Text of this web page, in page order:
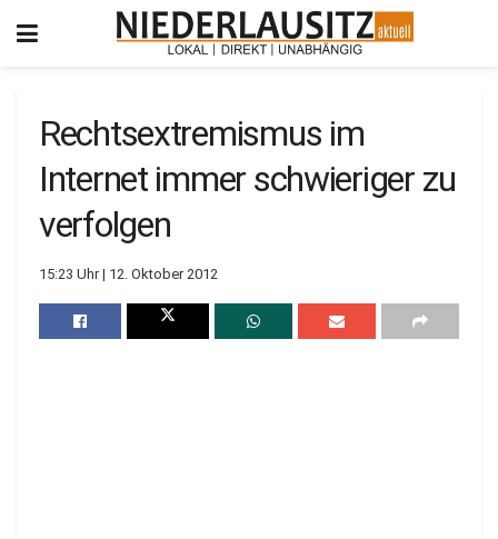
Rechtsextremismus im
Internet immer schwieriger zu
verfolgen
15:23 Uhr | 12. Oktober 2012